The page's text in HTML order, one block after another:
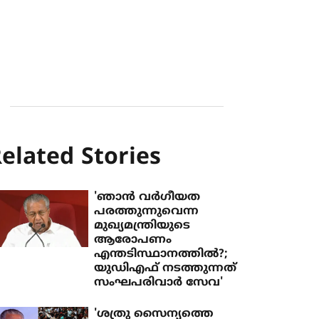
Stories
'ഞാന്‍ വര്‍ഗീയത
പരത്തുന്നുവെന്ന
മുഖ്യമന്ത്രിയുടെ
ആരോപണം
എന്തടിസ്ഥാനത്തില്‍?;
യുഡിഎഫ് നടത്തുന്നത്
സംഘപരിവാര്‍ സേവ'
'ശത്രു സൈന്യത്തെ